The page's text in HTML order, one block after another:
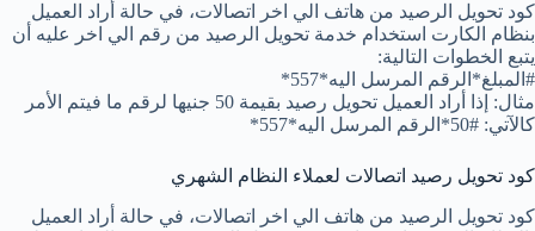
كود تحويل الرصيد من هاتف الي اخر اتصالات، في حالة أراد العميل
بنظام الكارت استخدام خدمة تحويل الرصيد من رقم الي اخر عليه أن
يتبع الخطوات التالية:
#المبلغ*الرقم المرسل اليه*557*
مثال: إذا أراد العميل تحويل رصيد بقيمة 50 جنيها لرقم ما فيتم الأمر
كالآتي: #50*الرقم المرسل اليه*557*
كود تحويل رصيد اتصالات لعملاء النظام الشهري
كود تحويل الرصيد من هاتف الي اخر اتصالات، في حالة أراد العميل